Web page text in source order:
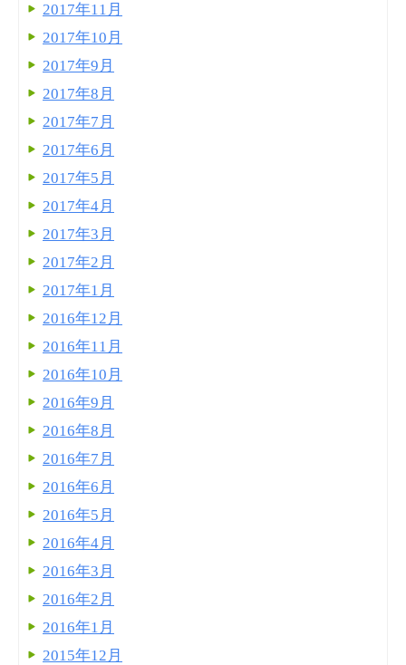
2017年11月
2017年10月
2017年9月
2017年8月
2017年7月
2017年6月
2017年5月
2017年4月
2017年3月
2017年2月
2017年1月
2016年12月
2016年11月
2016年10月
2016年9月
2016年8月
2016年7月
2016年6月
2016年5月
2016年4月
2016年3月
2016年2月
2016年1月
2015年12月